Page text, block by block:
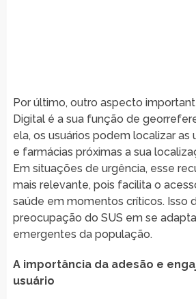
Por último, outro aspecto
Digital é a sua função de
ela, os usuários podem localizar as
e farmácias próximas a sua
Em situações de urgência, esse
mais relevante, pois facilita o
saúde em momentos críticos. Isso
preocupação do SUS em se
emergentes da população.
A importância da adesão e
usuário